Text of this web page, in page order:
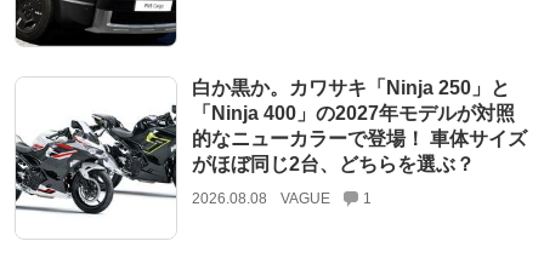
白か黒か。カワサキ「Ninja 250」と
「Ninja 400」の2027年モデルが対照
的なニューカラーで登場！ 車体サイズ
がほぼ同じ2台、どちらを選ぶ？
2026.08.08 VAGUE 1